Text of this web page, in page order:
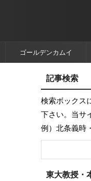
ゴールデンカムイ
記事検索
検索ボックス
下さい。当サ
例）北条義時
東大教授・